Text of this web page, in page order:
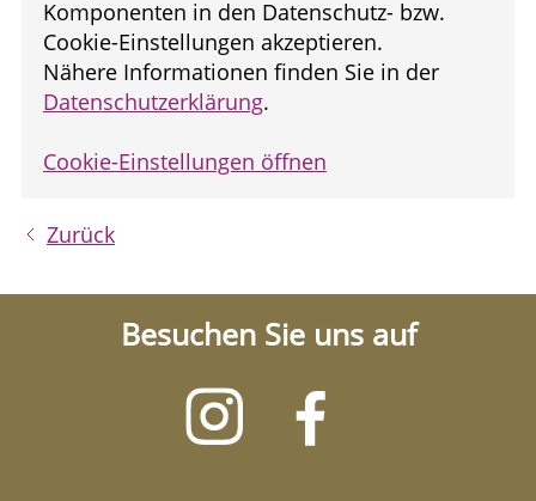
Komponenten in den Datenschutz- bzw.
Cookie-Einstellungen akzeptieren.
Nähere Informationen finden Sie in der
Datenschutzerklärung.
Cookie-Einstellungen öffnen
Zurück
Besuchen Sie uns auf
Besuchen
Sie
Besuchen
Sie